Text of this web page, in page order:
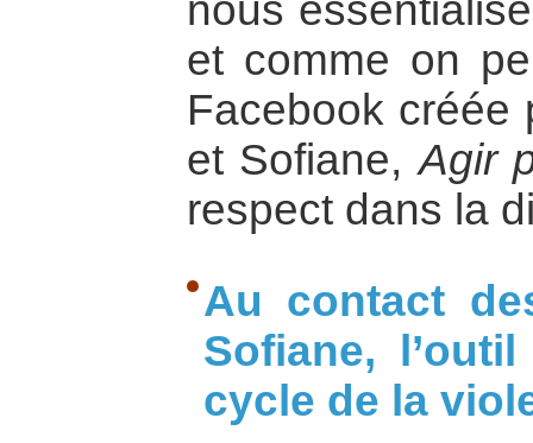
nous
et comme on
Facebook créée
et Sofiane,Agir
respect dans la
Au contact
Sofiane,
cycle de la